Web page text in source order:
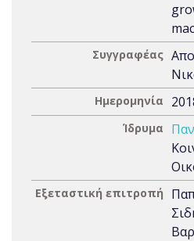
Συγγραφέας
Ημερομηνία
Ίδρυμα
Εξεταστική επιτροπή